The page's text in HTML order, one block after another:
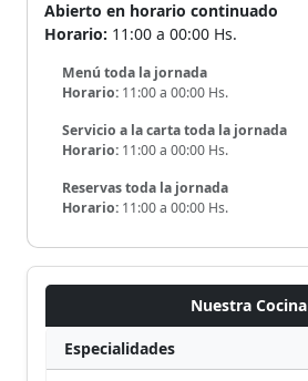
Abierto en horario continuado
Horario: 11:00 a 00:00 Hs.
Menú toda la jornada
Horario: 11:00 a 00:00 Hs.
Servicio a la carta toda la jornada
Horario: 11:00 a 00:00 Hs.
Reservas toda la jornada
Horario: 11:00 a 00:00 Hs.
Nuestra Cocina
Especialidades